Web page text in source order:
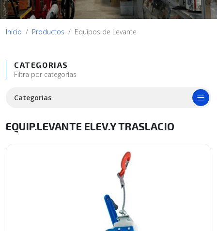
Inicio Productos Equipos de Levante
CATEGORIAS
Filtra por categorías
Categorias
EQUIP.LEVANTE ELEV.Y TRASLACIO